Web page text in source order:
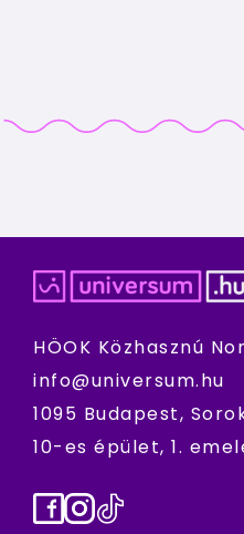
HÖOK Közhasznú
info@universum.hu
1095 Budapest,
10-es épület, 1.
Facebook
Instagram
TikTok